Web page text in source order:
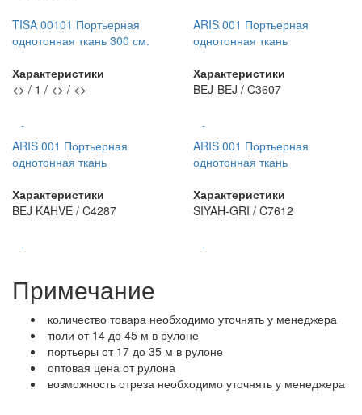
TISA 00101 Портьерная
однотонная ткань 300 см.
Характеристики
<> / 1 / <> / <>
-
ARIS 001 Портьерная
однотонная ткань
Характеристики
BEJ-BEJ / C3607
-
ARIS 001 Портьерная
однотонная ткань
Характеристики
BEJ KAHVE / C4287
-
ARIS 001 Портьерная
однотонная ткань
Характеристики
SIYAH-GRI / C7612
-
Примечание
количество товара необходимо уточнять у менеджера
тюли от 14 до 45 м в рулоне
портьеры от 17 до 35 м в рулоне
оптовая цена от рулона
возможность отреза необходимо уточнять у менеджера